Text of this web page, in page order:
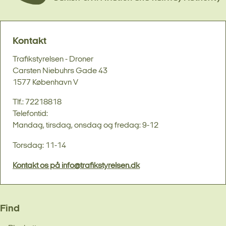
Kontakt
Trafikstyrelsen - Droner
Carsten Niebuhrs Gade 43
1577 København V
Tlf.: 72218818
Telefontid:
Mandag, tirsdag, onsdag og fredag: 9-12
Torsdag: 11-14
Kontakt os på info@trafikstyrelsen.dk
Find